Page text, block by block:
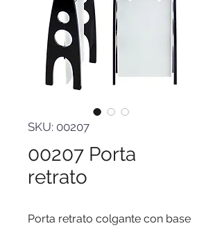
SKU: 00207
00207 Porta
retrato
Porta retrato colgante con base